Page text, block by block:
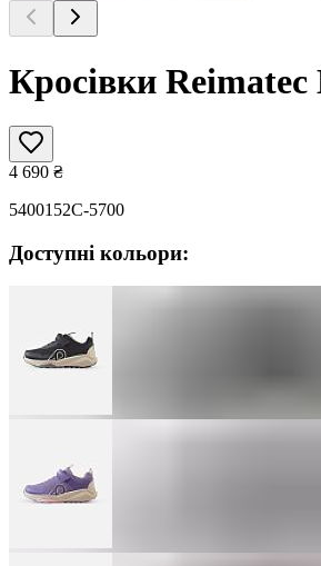
Кросівки
4 690 ₴
5400152C-5700
Доступні кольори: